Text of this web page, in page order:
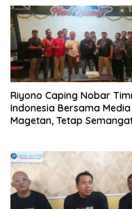
Riyono Caping Nobar
Indonesia Bersama Media
Magetan, Tetap